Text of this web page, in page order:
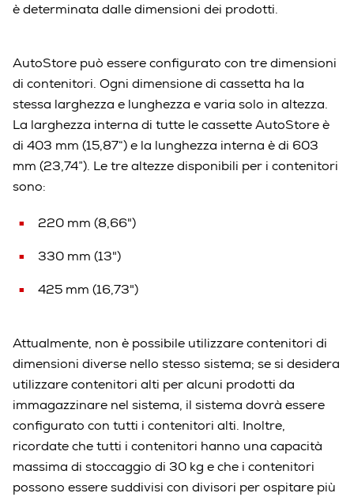
è determinata dalle dimensioni dei prodotti.
AutoStore può essere configurato con tre dimensioni
di contenitori. Ogni dimensione di cassetta ha la
stessa larghezza e lunghezza e varia solo in altezza.
La larghezza interna di tutte le cassette AutoStore è
di 403 mm (15,87“) e la lunghezza interna è di 603
mm (23,74”). Le tre altezze disponibili per i contenitori
sono:
220 mm (8,66")
330 mm (13")
425 mm (16,73")
Attualmente, non è possibile utilizzare contenitori di
dimensioni diverse nello stesso sistema; se si desidera
utilizzare contenitori alti per alcuni prodotti da
immagazzinare nel sistema, il sistema dovrà essere
configurato con tutti i contenitori alti. Inoltre,
ricordate che tutti i contenitori hanno una capacità
massima di stoccaggio di 30 kg e che i contenitori
possono essere suddivisi con divisori per ospitare più